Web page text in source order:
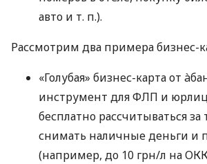
авто и т. п.).
Рассмотрим два примера бизнес-
«Голубая» бизнес-карта от
инструмент для ФЛП и
бесплатно рассчитываться за
снимать наличные деньги и
(например, до 10 грн/л на